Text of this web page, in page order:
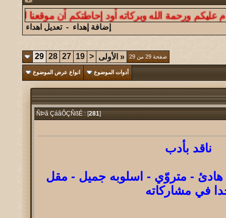
ورحمة الله وبركاته أود إحاطتكم أن موقعنا ليس لنشر
إضافة إهداء -تعديل اهداء
صفحة 29 من 29 « الأولى <
19
27
28
29
أدوات الموضوع انواع عرض الموضوع
ÑÞã ÇáãÔÇÑßÉ : [
281]
ناقد بأدب
- متروّي - اسلوبه جميل - مقل
في مشاركاته